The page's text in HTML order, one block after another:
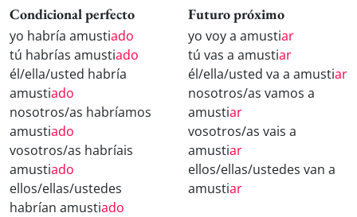
Condicional perfecto
yo habría amustiado
tú habrías amustiado
él/ella/usted habría
amustiado
nosotros/as habríamos
amustiado
vosotros/as habríais
amustiado
ellos/ellas/ustedes
habrían amustiado
Futuro próximo
yo voy a amustiar
tú vas a amustiar
él/ella/usted va a amustiar
nosotros/as vamos a
amustiar
vosotros/as vais a
amustiar
ellos/ellas/ustedes van a
amustiar